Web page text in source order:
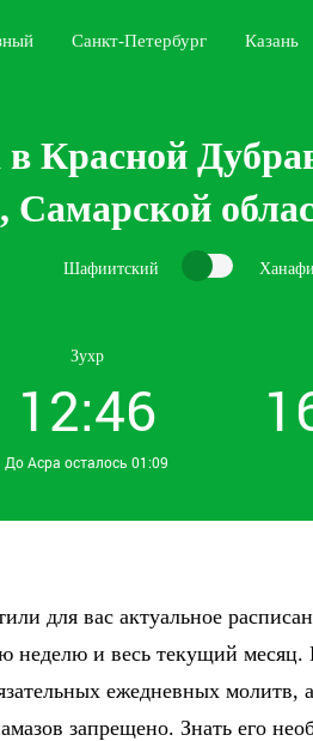
Санкт-Петербург Казань
Красной
Самарской
Шафиитский
Зухр
12:46
До Асра осталось 01:09
для вас актуальное
неделю и весь текущий месяц.
ежедневных
запрещено. Знать его